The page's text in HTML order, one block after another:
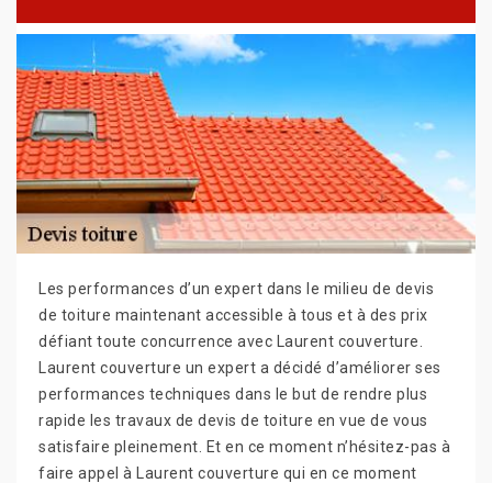
Les performances d’un expert dans le milieu de devis
de toiture maintenant accessible à tous et à des prix
défiant toute concurrence avec Laurent couverture.
Laurent couverture un expert a décidé d’améliorer ses
performances techniques dans le but de rendre plus
rapide les travaux de devis de toiture en vue de vous
satisfaire pleinement. Et en ce moment n’hésitez-pas à
faire appel à Laurent couverture qui en ce moment